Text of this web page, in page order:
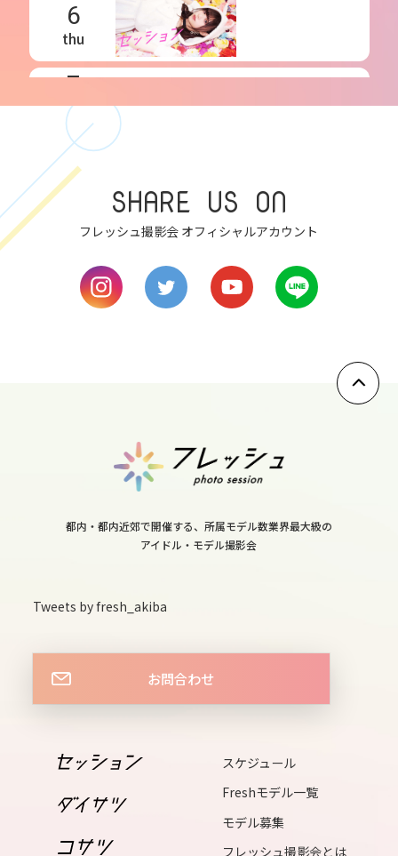
6
thu
7
fri
8
sat
10
mon
fri
16
17
mon
tue
19
wed
20
SHARE US ON
フレッシュ撮影会 オフィシャルアカウント
都内・都内近郊で開催する、所属モデル数業界最大級の
アイドル・モデル撮影会
Tweets by fresh_akiba
お問合わせ
スケジュール
Freshモデル一覧
モデル募集
フレッシュ撮影会とは